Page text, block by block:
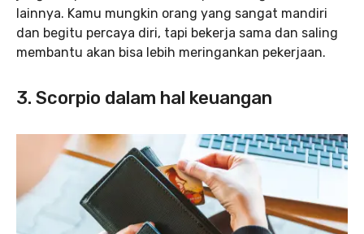
lainnya. Kamu mungkin orang yang sangat mandiri
dan begitu percaya diri, tapi bekerja sama dan saling
membantu akan bisa lebih meringankan pekerjaan.
3. Scorpio dalam hal keuangan